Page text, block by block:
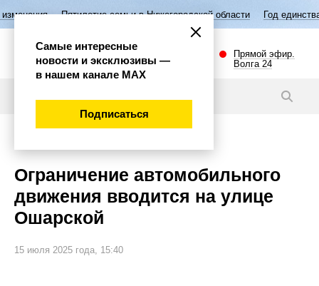
семьи в Нижегородской области Год единства народов
Прямой эфир.
Волга 24
Ограничение автомобильного
движения вводится на улице
Ошарской
15 июля 2025 года, 15:40
Самые интересные
новости и эксклюзивы —
в нашем канале МАХ
Подписаться